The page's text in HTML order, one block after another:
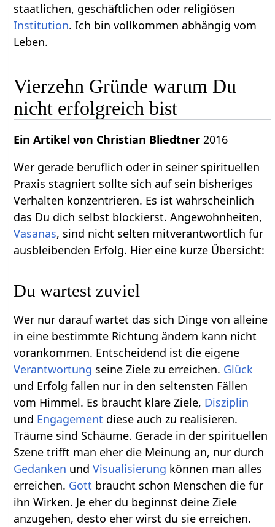
staatlichen, geschäftlichen oder religiösen
Institution. Ich bin vollkommen abhängig vom
Leben.
Vierzehn Gründe warum Du
nicht erfolgreich bist
Ein Artikel von Christian Bliedtner 2016
Wer gerade beruflich oder in seiner spirituellen
Praxis stagniert sollte sich auf sein bisheriges
Verhalten konzentrieren. Es ist wahrscheinlich
das Du dich selbst blockierst. Angewohnheiten,
Vasanas, sind nicht selten mitverantwortlich für
ausbleibenden Erfolg. Hier eine kurze Übersicht:
Du wartest zuviel
Wer nur darauf wartet das sich Dinge von alleine
in eine bestimmte Richtung ändern kann nicht
vorankommen. Entscheidend ist die eigene
Verantwortung seine Ziele zu erreichen. Glück
und Erfolg fallen nur in den seltensten Fällen
vom Himmel. Es braucht klare Ziele, Disziplin
und Engagement diese auch zu realisieren.
Träume sind Schäume. Gerade in der spirituellen
Szene trifft man eher die Meinung an, nur durch
Gedanken undVisualisierung können man alles
erreichen. Gott braucht schon Menschen die für
ihn Wirken. Je eher du beginnst deine Ziele
anzugehen, desto eher wirst du sie erreichen.